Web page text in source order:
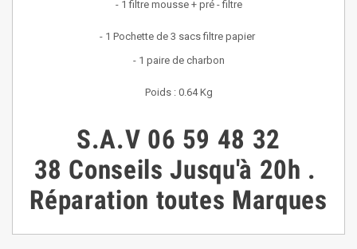
- 1 filtre mousse + pré - filtre
- 1 Pochette de 3 sacs filtre papier
- 1 paire de charbon
Poids : 0.64 Kg
S.A.V 06 59 48 32
38 ConseilsJusqu'à 20h .
Réparation toutes Marques